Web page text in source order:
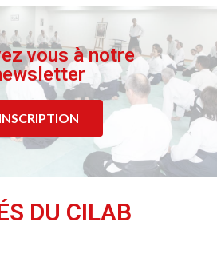
vous à notre
INSCRIPTION
DU CILAB